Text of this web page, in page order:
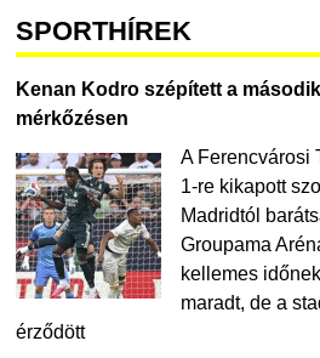
SPORTHÍREK
Kenan Kodro szépített a
mérkőzésen
A Ferencvárosi
1-re kikapott
Madridtól
Groupama
kellemes
maradt, de a
érződött